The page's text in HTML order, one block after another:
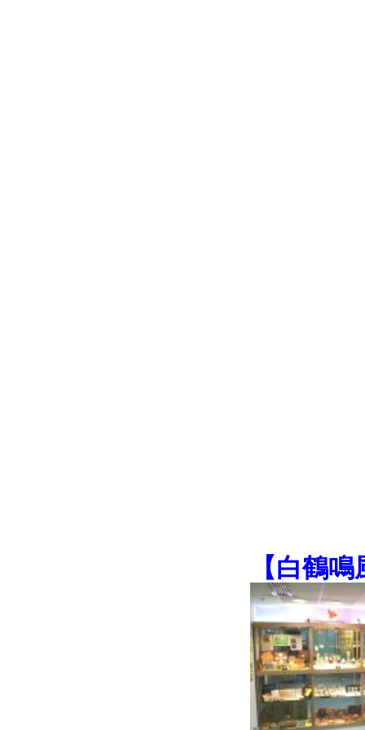
【白鶴鳴